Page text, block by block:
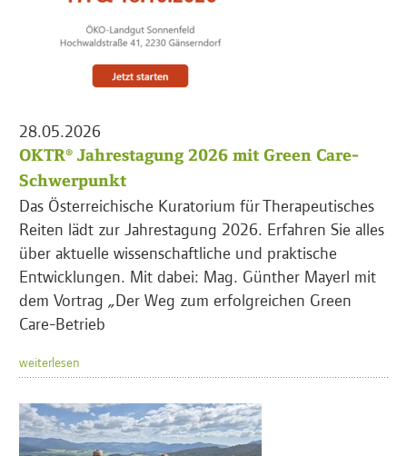
28.05.2026
OKTR® Jahrestagung 2026 mit Green Care-
Schwerpunkt
Das Österreichische Kuratorium für Therapeutisches
Reiten lädt zur Jahrestagung 2026. Erfahren Sie alles
über aktuelle wissenschaftliche und praktische
Entwicklungen. Mit dabei: Mag. Günther Mayerl mit
dem Vortrag „Der Weg zum erfolgreichen Green
Care-Betrieb
weiterlesen